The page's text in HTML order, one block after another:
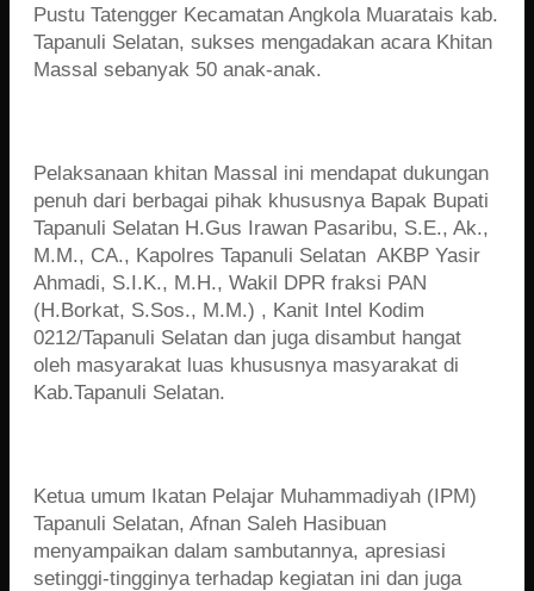
Pustu Tatengger Kecamatan Angkola Muaratais kab.
Tapanuli Selatan, sukses mengadakan acara Khitan
Massal sebanyak 50 anak-anak.
Pelaksanaan khitan Massal ini mendapat dukungan
penuh dari berbagai pihak khususnya Bapak Bupati
Tapanuli Selatan H.Gus Irawan Pasaribu, S.E., Ak.,
M.M., CA., Kapolres Tapanuli Selatan AKBP Yasir
Ahmadi, S.I.K., M.H., Wakil DPR fraksi PAN
(H.Borkat, S.Sos., M.M.) , Kanit Intel Kodim
0212/Tapanuli Selatan dan juga disambut hangat
oleh masyarakat luas khususnya masyarakat di
Kab.Tapanuli Selatan.
Ketua umum Ikatan Pelajar Muhammadiyah (IPM)
Tapanuli Selatan, Afnan Saleh Hasibuan
menyampaikan dalam sambutannya, apresiasi
setinggi-tingginya terhadap kegiatan ini dan juga